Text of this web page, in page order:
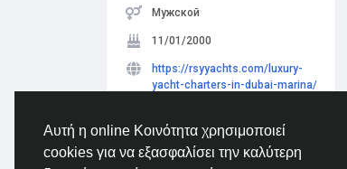
Αυτή η online Κοινότητα χρησιμοποιεί
cookies για να εξασφαλίσει την καλύτερη
Мужской
11/01/2000
https://rsyyachts.com/luxury-
yacht-charters-in-dubai-marina/